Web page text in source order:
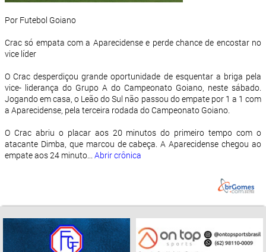
Por Futebol Goiano
Crac só empata com a Aparecidense e perde chance de encostar no
vice líder
O Crac desperdiçou grande oportunidade de esquentar a briga pela
vice- liderança do Grupo A do Campeonato Goiano, neste sábado.
Jogando em casa, o Leão do Sul não passou do empate por 1 a 1 com
a Aparecidense, pela terceira rodada do Campeonato Goiano.
O Crac abriu o placar aos 20 minutos do primeiro tempo com o
atacante Dimba, que marcou de cabeça. A Aparecidense chegou ao
empate aos 24 minuto... Abrir crônica